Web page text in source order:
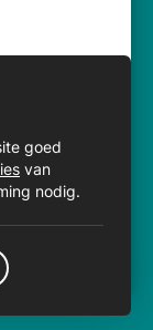
goed
van
nodig.